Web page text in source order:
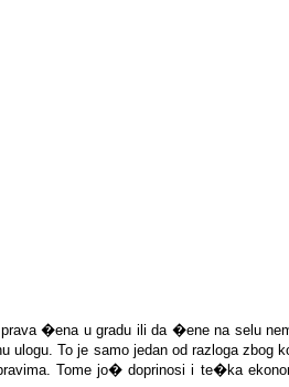
�ena u gradu ili da �ene na selu
To je samo jedan od razloga zbog
Tome jo� doprinosi i te�ka